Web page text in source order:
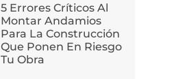
5 Errores Críticos Al
Montar Andamios
Para La Construcción
Que Ponen En Riesgo
Tu Obra